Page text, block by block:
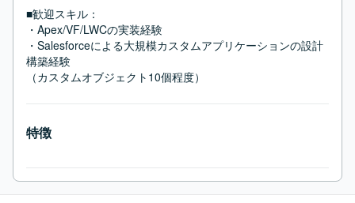
■歓迎スキル：
・Apex/VF/LWCの実装経験
・Salesforceによる大規模カスタムアプリケーションの設計
構築経験
（カスタムオブジェクト10個程度）
特徴